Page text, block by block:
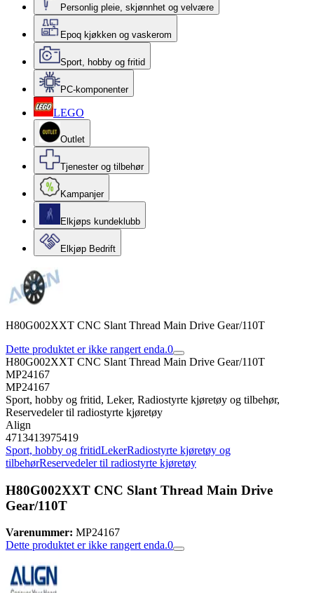
Personlig pleie, skjønnhet og velvære
Epoq kjøkken og vaskerom
Sport, hobby og fritid
PC-komponenter
LEGO
Outlet
Tjenester og tilbehør
Kampanjer
Elkjøps kundeklubb
Elkjøp Bedrift
H80G002XXT CNC Slant Thread Main Drive Gear/110T
Dette produktet er ikke rangert enda.0
H80G002XXT CNC Slant Thread Main Drive Gear/110T
MP24167
MP24167
Sport, hobby og fritid, Leker, Radiostyrte kjøretøy og tilbehør,
Reservedeler til radiostyrte kjøretøy
Align
4713413975419
Sport, hobby og fritidLekerRadiostyrte kjøretøy og
tilbehørReservedeler til radiostyrte kjøretøy
H80G002XXT CNC Slant Thread Main Drive
Gear/110T
Varenummer: MP24167
Dette produktet er ikke rangert enda.0